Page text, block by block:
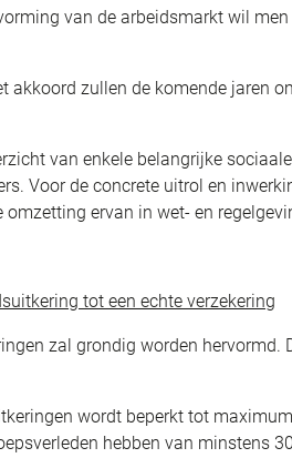
van de arbeidsmarkt wil
akkoord zullen de komende jaren
van enkele belangrijke
Voor de concrete uitrol en
ervan in wet- en
tot een echte verzekering
zal grondig worden hervormd.
wordt beperkt tot
hebben van minstens